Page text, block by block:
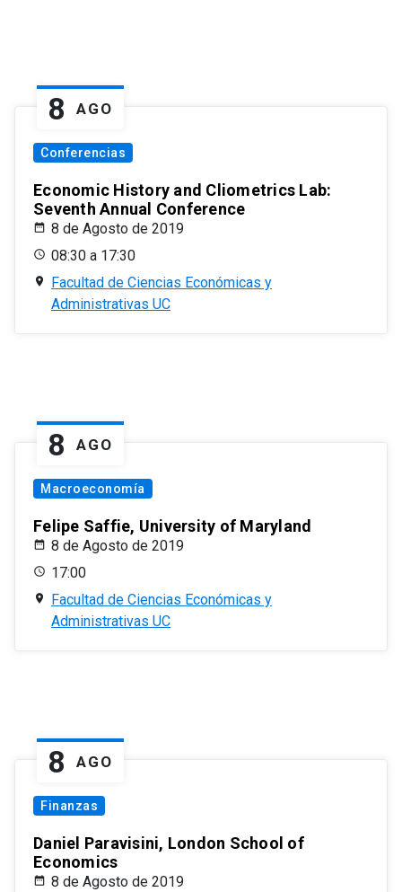
8 AGO
Conferencias
Economic History and Cliometrics Lab:
Seventh Annual Conference
8 de Agosto de 2019
08:30 a 17:30
Facultad de Ciencias Económicas y
Administrativas UC
8 AGO
Macroeconomía
Felipe Saffie, University of Maryland
8 de Agosto de 2019
17:00
Facultad de Ciencias Económicas y
Administrativas UC
8 AGO
Finanzas
Daniel Paravisini, London School of
Economics
8 de Agosto de 2019